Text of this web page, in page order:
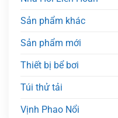
Sản phẩm khác
Sản phẩm mới
Thiết bị bể bơi
Túi thử tải
Vịnh Phao Nổi